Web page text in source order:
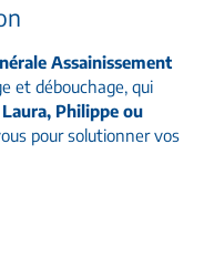
Assainissement
et débouchage, qui
Philippe ou
pour solutionner vos